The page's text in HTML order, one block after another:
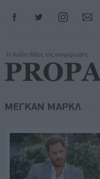
Instagram
ΜΕΓΚΑΝ ΜΑΡΚΛ